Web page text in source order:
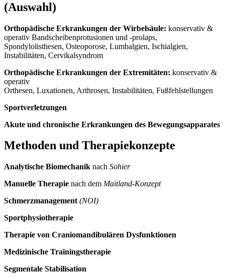
(Auswahl)
Orthopädische Erkrankungen der Wirbelsäule: konservativ &
operativ Bandscheibenprotusionen und -prolaps,
Spondylolisthesen, Osteoporose, Lumbalgien, Ischialgien,
Instabilitäten, Cervikalsyndrom
Orthopädische Erkrankungen der Extremitäten: konservativ &
operativ
Orthesen, Luxationen, Arthrosen, Instabilitäten, Fußfehlstellungen
Sportverletzungen
Akute und chronische Erkrankungen des Bewegungsapparates
Methoden und Therapiekonzepte
Analytische Biomechanik nach Sohier
Manuelle Therapie nach dem Maitland-Konzept
Schmerzmanagement (NOI)
Sportphysiotherapie
Therapie von Craniomandibulären Dysfunktionen
Medizinische Trainingstherapie
Segmentale Stabilisation